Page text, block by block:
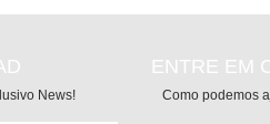
News!
ENTRE EM
Como podemos